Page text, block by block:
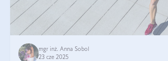
mgr inż. Anna Sobol
23 cze 2025